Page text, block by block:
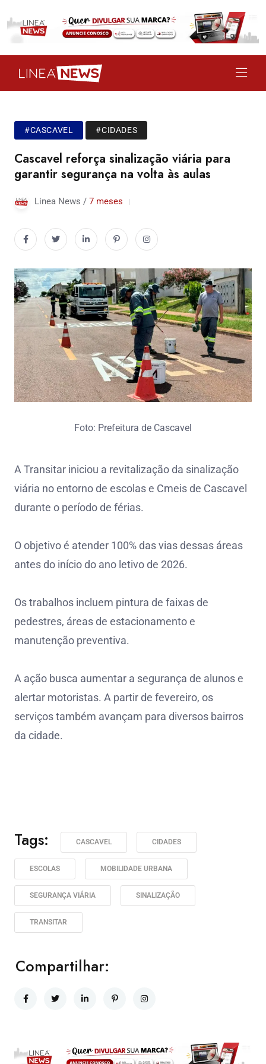
#CASCAVEL #CIDADES
Cascavel reforça sinalização viária para
garantir segurança na volta às aulas
Linea News / 7 meses
Foto: Prefeitura de Cascavel
A Transitar iniciou a revitalização da sinalização
viária no entorno de escolas e Cmeis de Cascavel
durante o período de férias.
O objetivo é atender 100% das vias dessas áreas
antes do início do ano letivo de 2026.
Os trabalhos incluem pintura de faixas de
pedestres, áreas de estacionamento e
manutenção preventiva.
A ação busca aumentar a segurança de alunos e
alertar motoristas. A partir de fevereiro, os
serviços também avançam para diversos bairros
da cidade.
Tags: CASCAVEL CIDADES
ESCOLAS MOBILIDADE URBANA
SEGURANÇA VIÁRIA SINALIZAÇÃO
TRANSITAR
Compartilhar: